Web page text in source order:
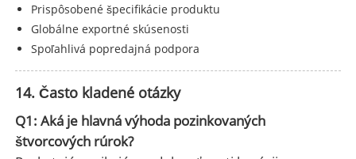
Prispôsobené špecifikácie produktu
Globálne exportné skúsenosti
Spoľahlivá popredajná podpora
14. Často kladené otázky
Q1: Aká je hlavná výhoda pozinkovaných
štvorcových rúrok?